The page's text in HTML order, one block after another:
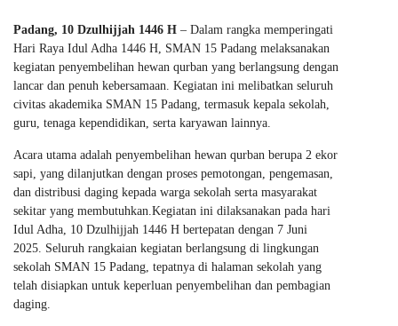
Padang, 10 Dzulhijjah 1446 H – Dalam rangka memperingati
Hari Raya Idul Adha 1446 H, SMAN 15 Padang melaksanakan
kegiatan penyembelihan hewan qurban yang berlangsung dengan
lancar dan penuh kebersamaan. Kegiatan ini melibatkan seluruh
civitas akademika SMAN 15 Padang, termasuk kepala sekolah,
guru, tenaga kependidikan, serta karyawan lainnya.
Acara utama adalah penyembelihan hewan qurban berupa 2 ekor
sapi, yang dilanjutkan dengan proses pemotongan, pengemasan,
dan distribusi daging kepada warga sekolah serta masyarakat
sekitar yang membutuhkan.Kegiatan ini dilaksanakan pada hari
Idul Adha, 10 Dzulhijjah 1446 H bertepatan dengan 7 Juni
2025. Seluruh rangkaian kegiatan berlangsung di lingkungan
sekolah SMAN 15 Padang, tepatnya di halaman sekolah yang
telah disiapkan untuk keperluan penyembelihan dan pembagian
daging.